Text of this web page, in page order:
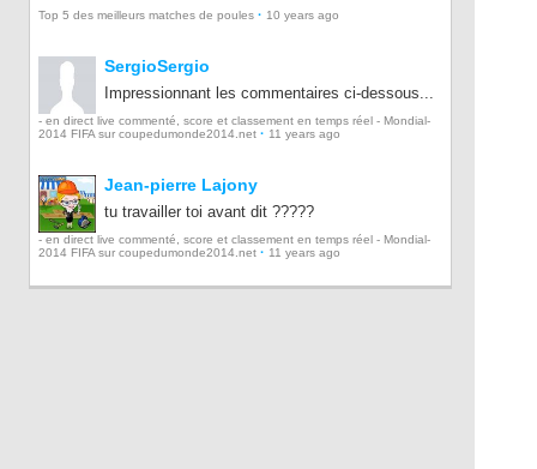
Top 5 des meilleurs matches de poules · 10 years ago
SergioSergio
Impressionnant les commentaires ci-dessous...
- en direct live commenté, score et classement en temps réel - Mondial-
2014 FIFA sur coupedumonde2014.net · 11 years ago
Jean-pierre Lajony
tu travailler toi avant dit ?????
- en direct live commenté, score et classement en temps réel - Mondial-
2014 FIFA sur coupedumonde2014.net · 11 years ago